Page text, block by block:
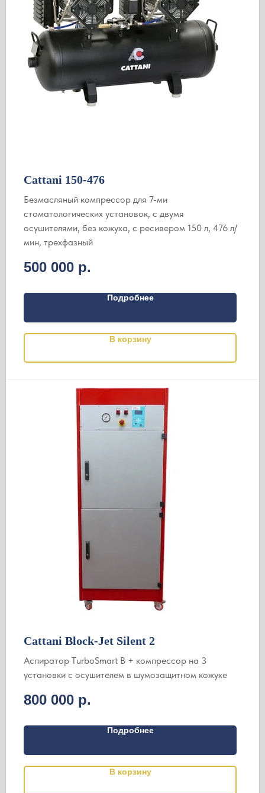
Cattani 150-476
Безмасляный компрессор для 7-ми
стоматологических установок, c двумя
осушителями, без кожуха, с ресивером 150 л, 476 л/
мин, трехфазный
500 000 р.
Подробнее
В корзину
Cattani Block-Jet Silent 2
Аспиратор ТurboSmart B + компрессор на 3
установки с осушителем в шумозащитном кожухе
800 000 р.
Подробнее
В корзину